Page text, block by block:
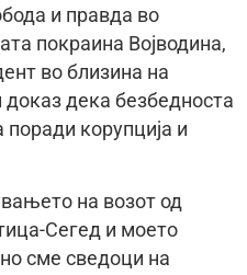
и правда во
покраина Војводина,
во близина на
дека безбедноста
поради корупција и
на возот од
Сегед и моето
сме сведоци на